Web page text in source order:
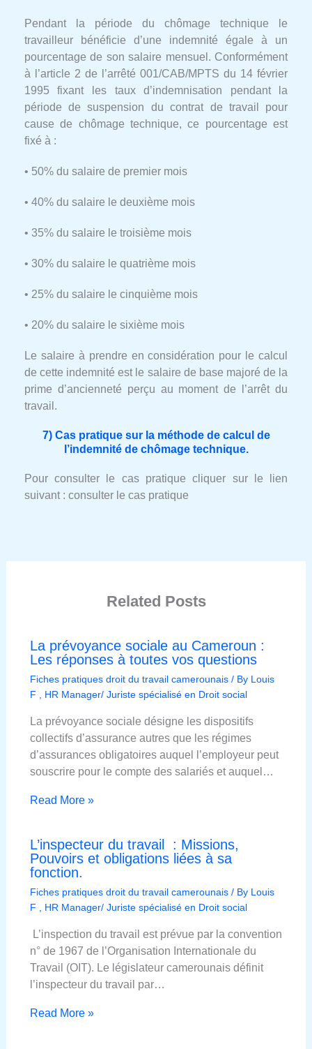
Pendant la période du chômage technique le
travailleur bénéficie d’une indemnité égale à un
pourcentage de son salaire mensuel. Conformément
à l’article 2 de l’arrêté 001/CAB/MPTS du 14 février
1995 fixant les taux d’indemnisation pendant la
période de suspension du contrat de travail pour
cause de chômage technique, ce pourcentage est
fixé à :
• 50% du salaire de premier mois
• 40% du salaire le deuxième mois
• 35% du salaire le troisième mois
• 30% du salaire le quatrième mois
• 25% du salaire le cinquième mois
• 20% du salaire le sixième mois
Le salaire à prendre en considération pour le calcul
de cette indemnité est le salaire de base majoré de la
prime d’ancienneté perçu au moment de l’arrêt du
travail.
7) Cas pratique sur la méthode de calcul de
l’indemnité de chômage technique.
Pour consulter le cas pratique cliquer sur le lien
suivant : consulter le cas pratique
Related Posts
La prévoyance sociale au Cameroun :
Les réponses à toutes vos questions
Fiches pratiques droit du travail camerounais/ By Louis
F , HR Manager/ Juriste spécialisé en Droit social
La prévoyance sociale désigne les dispositifs
collectifs d’assurance autres que les régimes
d’assurances obligatoires auquel l’employeur peut
souscrire pour le compte des salariés et auquel…
Read More »
L’inspecteur du travail : Missions,
Pouvoirs et obligations liées à sa
fonction.
Fiches pratiques droit du travail camerounais/ By Louis
F , HR Manager/ Juriste spécialisé en Droit social
L’inspection du travail est prévue par la convention
n° de 1967 de l’Organisation Internationale du
Travail (OIT). Le législateur camerounais définit
l’inspecteur du travail par…
Read More »